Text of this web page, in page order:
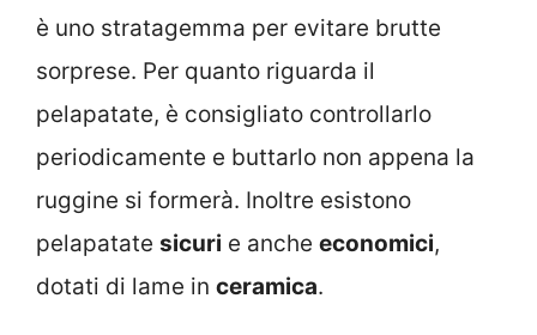
è uno stratagemma per evitare brutte
sorprese. Per quanto riguarda il
pelapatate, è consigliato controllarlo
periodicamente e buttarlo non appena la
ruggine si formerà. Inoltre esistono
pelapatate sicuri e anche economici,
dotati di lame in ceramica.